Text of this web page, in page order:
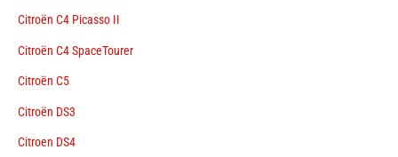
Citroën C4 Picasso II
Citroën C4 SpaceTourer
Citroën C5
Citroën DS3
Citroen DS4